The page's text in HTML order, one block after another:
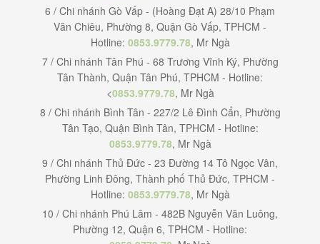
6 / Chi nhánh Gò Vấp - (Hoàng Đạt A) 28/10 Phạm
Văn Chiêu, Phường 8, Quận Gò Vấp, TPHCM -
Hotline: 0853.9779.78, Mr Ngà
7 / Chi nhánh Tân Phú - 68 Trương Vĩnh Ký, Phường
Tân Thành, Quận Tân Phú, TPHCM - Hotline:
<0853.9779.78, Mr Ngà
8 / Chi nhánh Bình Tân - 227/2 Lê Đình Cẩn, Phường
Tân Tạo, Quận Bình Tân, TPHCM - Hotline:
0853.9779.78, Mr Ngà
9 / Chi nhánh Thủ Đức - 23 Đường 14 Tô Ngọc Vân,
Phường Linh Đông, Thành phố Thủ Đức, TPHCM -
Hotline: 0853.9779.78, Mr Ngà
10 / Chi nhánh Phú Lâm - 482B Nguyễn Văn Luông,
Phường 12, Quận 6, TPHCM - Hotline: